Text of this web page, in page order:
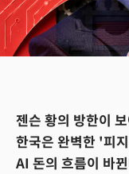
젠슨 황의 방한이
한국은 완벽한 '피
AI 돈의 흐름이 바